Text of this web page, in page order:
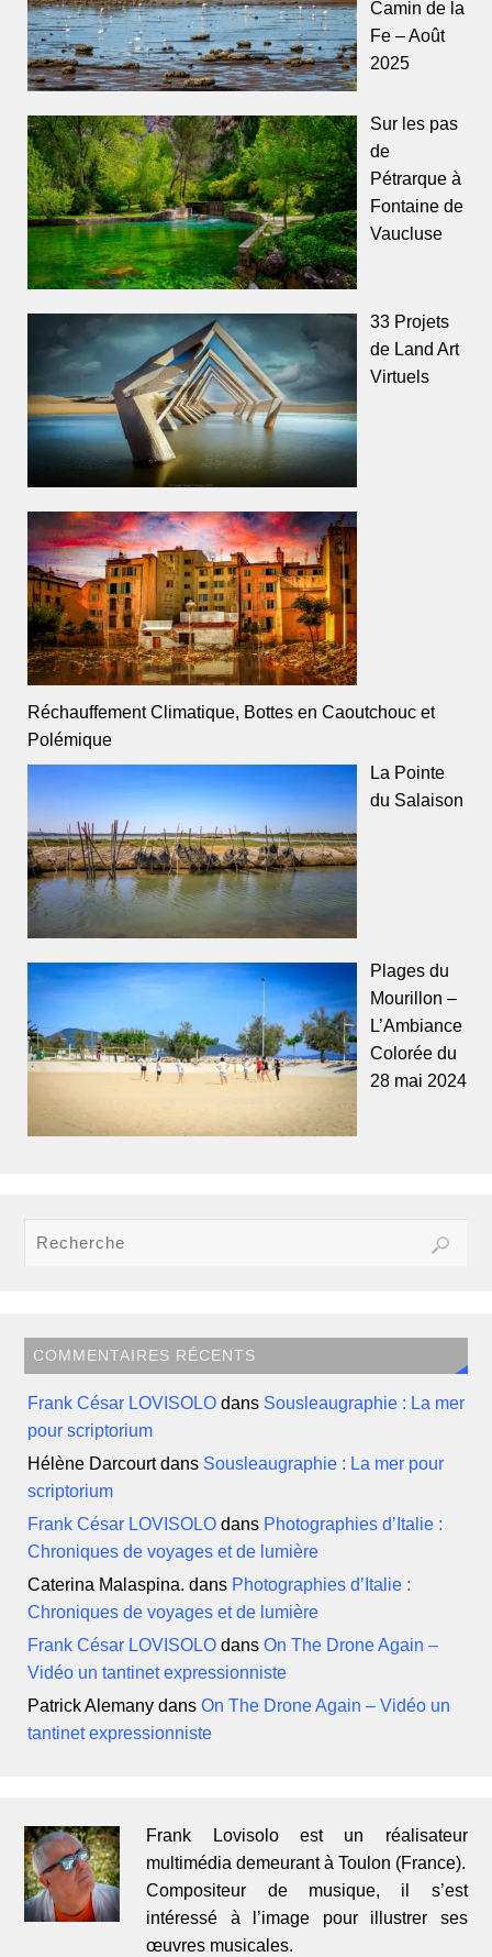
Camin de la
Fe – Août
2025
Sur les pas
de
Pétrarque à
Fontaine de
Vaucluse
33 Projets
de Land Art
Virtuels
Réchauffement Climatique, Bottes en Caoutchouc et
Polémique
La Pointe
du Salaison
Plages du
Mourillon –
L’Ambiance
Colorée du
28 mai 2024
COMMENTAIRES RÉCENTS
Frank César LOVISOLO dans Sousleaugraphie : La mer
pour scriptorium
Hélène Darcourtdans Sousleaugraphie : La mer pour
scriptorium
Frank César LOVISOLO dans Photographies d’Italie :
Chroniques de voyages et de lumière
Caterina Malaspina. dans Photographies d’Italie :
Chroniques de voyages et de lumière
Frank César LOVISOLO dansOn The Drone Again –
Vidéo un tantinet expressionniste
Patrick Alemany dansOn The Drone Again – Vidéo un
tantinet expressionniste
Frank Lovisolo est un réalisateur
multimédia demeurant à Toulon (France).
Compositeur de musique, il s’est
intéressé à l’image pour illustrer ses
œuvres musicales.